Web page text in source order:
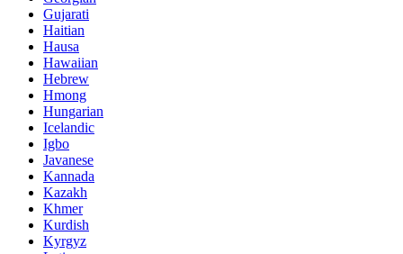
Gujarati
Haitian
Hausa
Hawaiian
Hebrew
Hmong
Hungarian
Icelandic
Igbo
Javanese
Kannada
Kazakh
Khmer
Kurdish
Kyrgyz